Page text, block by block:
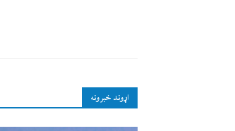
اړوند خبرونه